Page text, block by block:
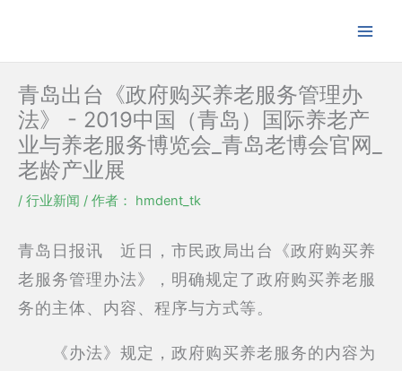
内
青岛出台《政府购买养老服务管理办
法》 - 2019中国（青岛）国际养老产
业与养老服务博览会_青岛老博会官网_
老龄产业展
/ 行业新闻 / 作者： hmdent_tk
青岛日报讯 近日，市民政局出台《政府购买养
老服务管理办法》，明确规定了政府购买养老服
务的主体、内容、程序与方式等。
《办法》规定，政府购买养老服务的内容为